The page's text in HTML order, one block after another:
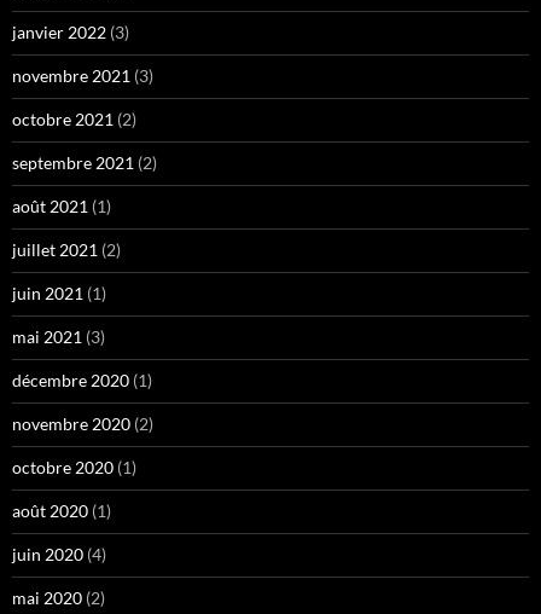
janvier 2022 (3)
novembre 2021 (3)
octobre 2021 (2)
septembre 2021 (2)
août 2021 (1)
juillet 2021 (2)
juin 2021 (1)
mai 2021 (3)
décembre 2020 (1)
novembre 2020 (2)
octobre 2020 (1)
août 2020 (1)
juin 2020 (4)
mai 2020 (2)